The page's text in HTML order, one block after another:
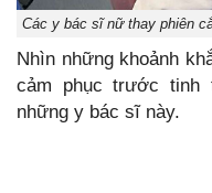
Các y bác sĩ nữ thay phiên
Nhìn những khoảnh
cảm phục trước tinh
những y bác sĩ này.